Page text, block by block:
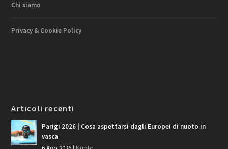
Chi siamo
Privacy & Cookie Policy
Articoli recenti
Parigi 2026 | Cosa aspettarsi dagli Europei di nuoto in
vasca